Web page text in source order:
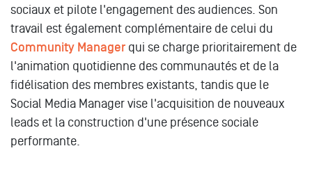
sociaux et pilote l'engagement des audiences. Son
travail est également complémentaire de celui du
Community Manager qui se charge prioritairement de
l'animation quotidienne des communautés et de la
fidélisation des membres existants, tandis que le
Social Media Manager vise l'acquisition de nouveaux
leads et la construction d'une présence sociale
performante.